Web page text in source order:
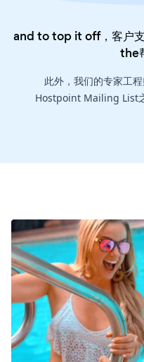
and to top it off，客户
the
此外，我们的专家工
Hostpoint Mailing List